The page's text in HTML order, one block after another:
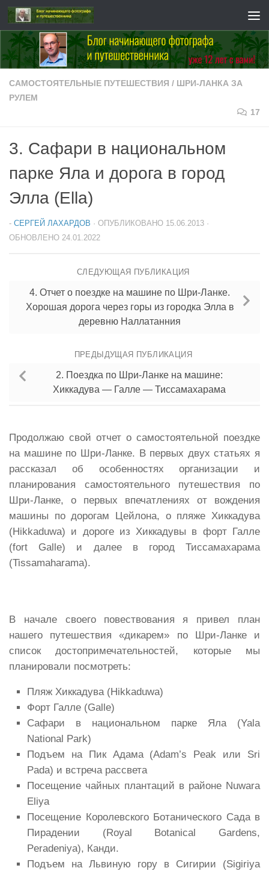
Перейти к содержимому
САМОСТОЯТЕЛЬНЫЕ ПУТЕШЕСТВИЯ / ШРИ-ЛАНКА ЗА
РУЛЕМ
17
3. Сафари в национальном
парке Яла и дорога в город
Элла (Ella)
- СЕРГЕЙ ЛАХАРДОВ · ОПУБЛИКОВАНО 15.06.2013 ·
ОБНОВЛЕНО 24.01.2022
СЛЕДУЮЩАЯ ПУБЛИКАЦИЯ
4. Отчет о поездке на машине по Шри-Ланке.
Хорошая дорога через горы из городка Эллa в
деревню Наллатанния
ПРЕДЫДУЩАЯ ПУБЛИКАЦИЯ
2. Поездка по Шри-Ланке на машине:
Хиккадува — Галле — Тиссамахарама
Продолжаю свой отчет о самостоятельной поездке
на машине по Шри-Ланке. В первых двух статьях я
рассказал об особенностях организации и
планирования самостоятельного путешествия по
Шри-Ланке, о первых впечатлениях от вождения
машины по дорогам Цейлона, о пляже Хиккадува
(Hikkaduwa) и дороге из Хиккадувы в форт Галле
(fort Galle) и далее в город Тиссамахарама
(Tissamaharama).
В начале своего повествования я привел план
нашего путешествия «дикарем» по Шри-Ланке и
список достопримечательностей, которые мы
планировали посмотреть:
Пляж Хиккадува (Hikkaduwa)
Форт Галле (Galle)
Сафари в национальном парке Яла (Yala
National Park)
Подъем на Пик Адама (Adam’s Peak или Sri
Pada) и встреча рассвета
Посещение чайных плантаций в районе Nuwara
Eliya
Посещение Королевского Ботанического Сада в
Пирадении (Royal Botanical Gardens,
Peradeniya), Канди.
Подъем на Львиную гору в Сигирии (Sigiriya